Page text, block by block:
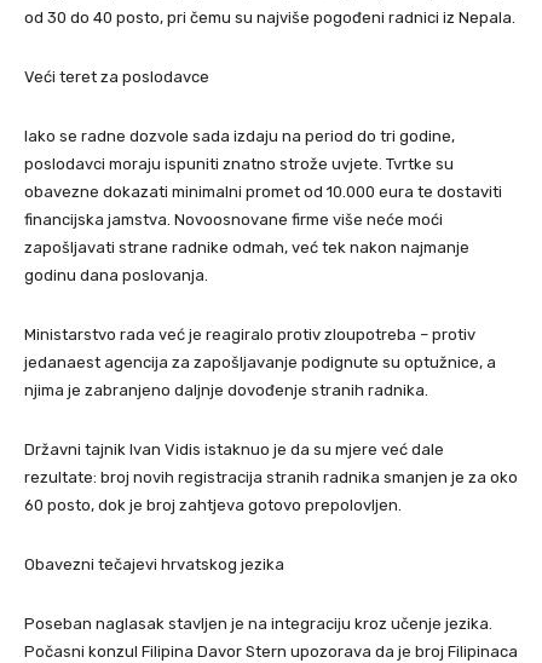
od 30 do 40 posto, pri čemu su najviše pogođeni radnici iz Nepala.
Veći teret za poslodavce
Iako se radne dozvole sada izdaju na period do tri godine,
poslodavci moraju ispuniti znatno strože uvjete. Tvrtke su
obavezne dokazati minimalni promet od 10.000 eura te dostaviti
financijska jamstva. Novoosnovane firme više neće moći
zapošljavati strane radnike odmah, već tek nakon najmanje
godinu dana poslovanja.
Ministarstvo rada već je reagiralo protiv zloupotreba – protiv
jedanaest agencija za zapošljavanje podignute su optužnice, a
njima je zabranjeno daljnje dovođenje stranih radnika.
Državni tajnik Ivan Vidis istaknuo je da su mjere već dale
rezultate: broj novih registracija stranih radnika smanjen je za oko
60 posto, dok je broj zahtjeva gotovo prepolovljen.
Obavezni tečajevi hrvatskog jezika
Poseban naglasak stavljen je na integraciju kroz učenje jezika.
Počasni konzul Filipina Davor Stern upozorava da je broj Filipinaca